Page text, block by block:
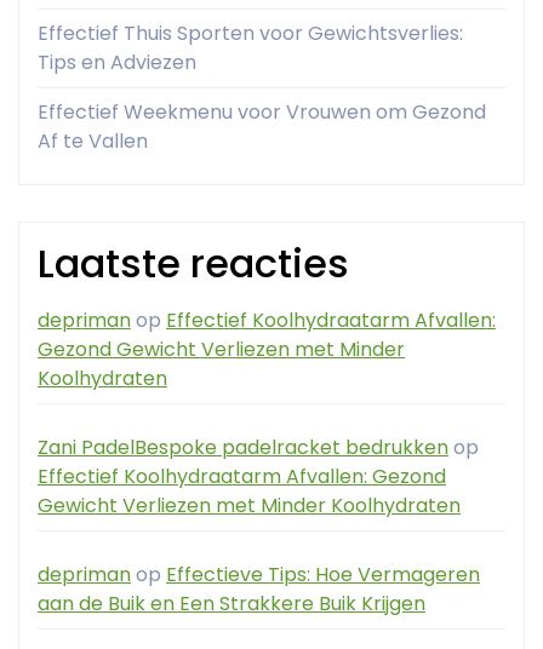
Effectief Thuis Sporten voor Gewichtsverlies:
Tips en Adviezen
Effectief Weekmenu voor Vrouwen om Gezond
Af te Vallen
Laatste reacties
deprimanop Effectief Koolhydraatarm Afvallen:
Gezond Gewicht Verliezen met Minder
Koolhydraten
Zani PadelBespoke padelracket bedrukkenop
Effectief Koolhydraatarm Afvallen: Gezond
Gewicht Verliezen met Minder Koolhydraten
deprimanop Effectieve Tips: Hoe Vermageren
aan de Buik en Een Strakkere Buik Krijgen